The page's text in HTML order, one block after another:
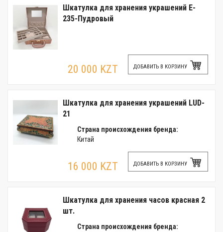
Шкатулка для хранения украшений E-
235-Пудровый
20 000 KZT ДОБАВИТЬ В КОРЗИНУ
Шкатулка для хранения украшений LUD-
21
Страна происхождения бренда:
Китай
16 000 KZT ДОБАВИТЬ В КОРЗИНУ
Шкатулка для хранения часов красная 2
шт.
Страна происхождения бренда: